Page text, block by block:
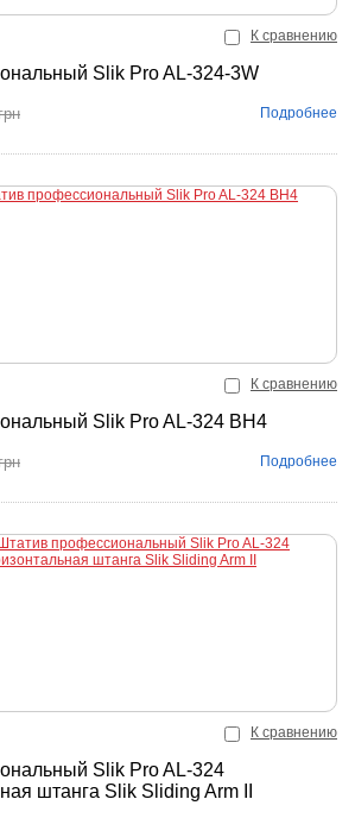
К сравнению
Slik Pro AL-324-3W
Подробнее
К сравнению
Slik Pro AL-324 BH4
Подробнее
К сравнению
Slik Pro AL-324
штанга Slik Sliding Arm II